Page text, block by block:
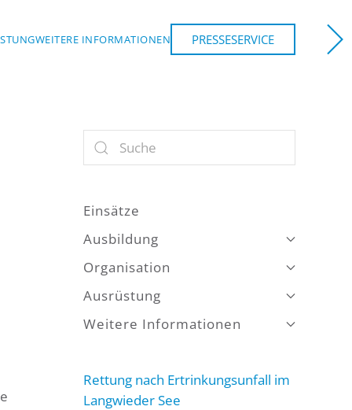
WEITERE INFORMATIONEN PRESSESERVICE
Einsätze
Ausbildung
Organisation
Ausrüstung
Weitere Informationen
Rettung nach Ertrinkungsunfall im
Langwieder See